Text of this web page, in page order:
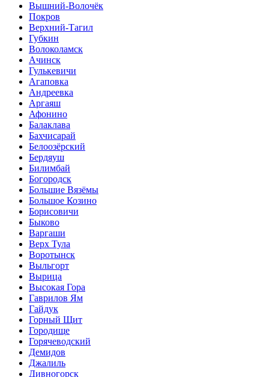
Вышний-Волочёк
Покров
Верхний-Тагил
Губкин
Волоколамск
Ачинск
Гулькевичи
Агаповка
Андреевка
Аргаяш
Афонино
Балаклава
Бахчисарай
Белоозёрский
Бердяуш
Билимбай
Богородск
Большие Вязёмы
Большое Козино
Борисовичи
Быково
Варгаши
Верх Тула
Воротынск
Выльгорт
Вырица
Высокая Гора
Гаврилов Ям
Гайдук
Горный Щит
Городище
Горячеводский
Демидов
Джалиль
Дивногорск